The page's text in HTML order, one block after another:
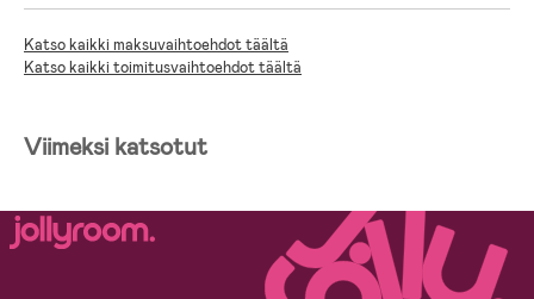
Katso kaikki maksuvaihtoehdot täältä
Katso kaikki toimitusvaihtoehdot täältä
Viimeksi katsotut